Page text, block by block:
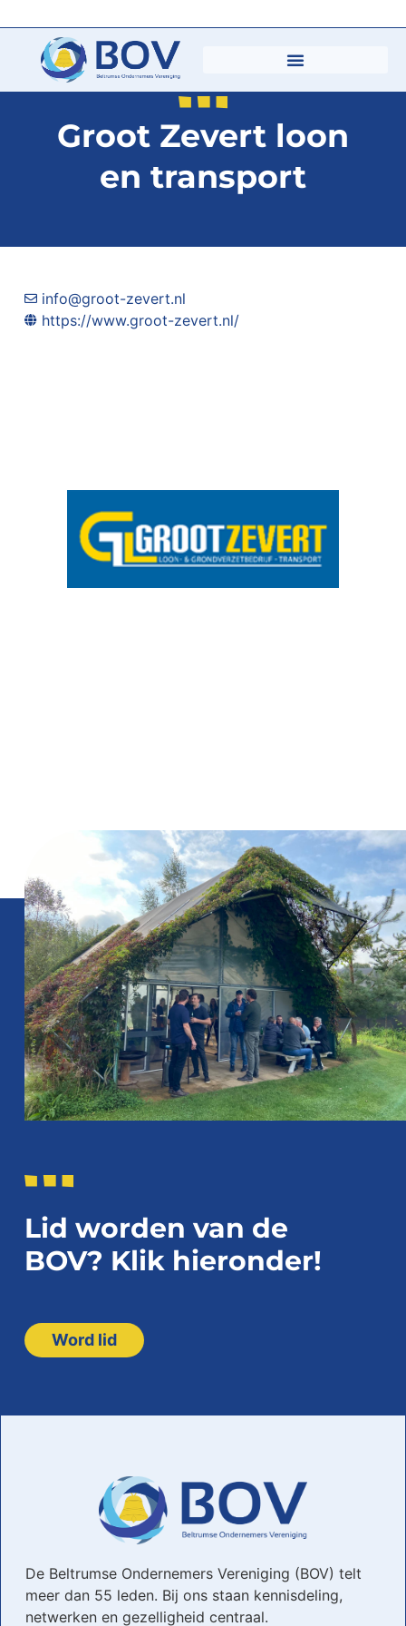
Groot Zevert loon
en transport
info@groot-zevert.nl
https://www.groot-zevert.nl/
Lid worden van de
BOV? Klik hieronder!
Word lid
De Beltrumse Ondernemers Vereniging (BOV) telt
meer dan 55 leden. Bij ons staan kennisdeling,
netwerken en gezelligheid centraal.